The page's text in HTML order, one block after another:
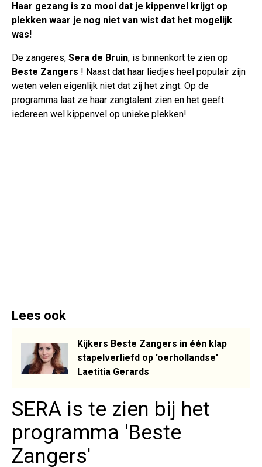
Haar gezang is zo mooi dat je kippenvel krijgt op
plekken waar je nog niet van wist dat het mogelijk
was!
De zangeres, Sera de Bruin, is binnenkort te zien op
Beste Zangers ! Naast dat haar liedjes heel populair zijn
weten velen eigenlijk niet dat zij het zingt. Op de
programma laat ze haar zangtalent zien en het geeft
iedereen wel kippenvel op unieke plekken!
Lees ook
Kijkers Beste Zangers in één klap
stapelverliefd op 'oerhollandse'
Laetitia Gerards
SERA is te zien bij het
programma 'Beste
Zangers'